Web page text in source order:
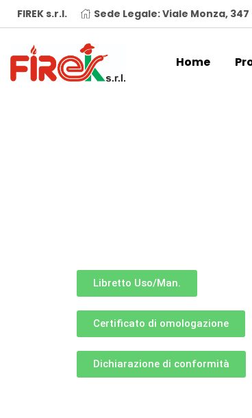
FIREK s.r.l. Sede Legale: Viale Monza, 347
Home
Libretto Uso/Man.
Certificato di omologazione
Dichiarazione di conformità